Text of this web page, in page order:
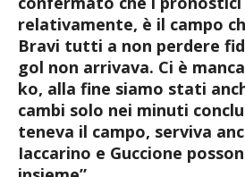
relativamente, è il campo
Bravi tutti a non perdere
gol non arrivava. Ci è
ko, alla fine siamo stati
cambi solo nei minuti
teneva il campo, serviva
Iaccarino e Guccione